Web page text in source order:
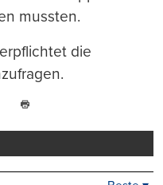
mussten.
die
drucken